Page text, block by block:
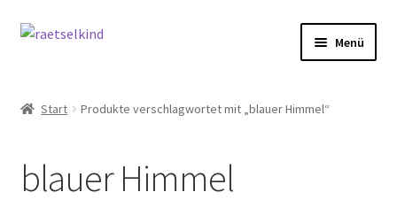
Zur
Zum
Menü
Cookie-Richtlinie (EU)
Start Produkte verschlagwortet mit „blauer Himmel“
blauer Himmel